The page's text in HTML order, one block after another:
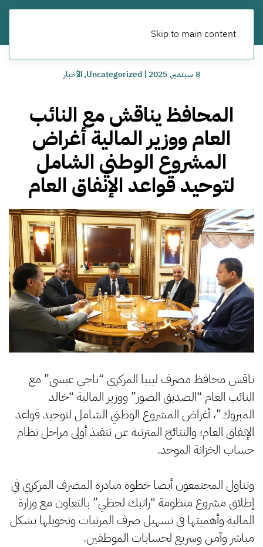
Skip to main content
8 سبتمبر, 2025 |
Uncategorized
,الأخبار
المحافظ يناقش مع النائب
العام ووزير المالية أغراض
المشروع الوطني الشامل
لتوحيد قواعد الإنفاق العام
ناقش محافظ مصرف ليبيا المركزي “ناجي عيسى” مع
النائب العام “الصديق الصور” ووزير المالية “خالد
المبروك”، أغراض المشروع الوطني الشامل لتوحيد قواعد
الإنفاق العام؛ والنتائج المترتبة عن تنفيذ أولى مراحل نظام
حساب الخزانة الموحد.
‏وتناول المجتمعون أيضا خطوة مبادرة المصرف المركزي في
إطلاق مشروع منظومة “راتبك لحظي” بالتعاون مع وزارة
المالية وأهميتها في تسهيل صرف المرتبات وتحويلها بشكل
مباشر وآمن وسريع لحسابات الموظفين.